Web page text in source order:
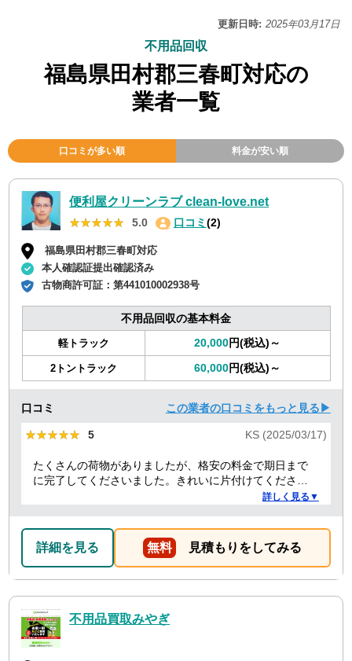
更新日時: 2025年03月17日
不用品回収
福島県田村郡三春町対応の
業者一覧
口コミが多い順 料金が安い順
便利屋クリーンラブ clean-love.net
★★★★★
★★★★★ 5.0 口コミ (2)
福島県田村郡三春町対応
本人確認証提出確認済み
古物商許可証：第441010002938号
不用品回収の基本料金
軽トラック 20,000円(税込)～
2トントラック 60,000円(税込)～
口コミ この業者の口コミをもっと見る▶
★★★★★
★★★★★ 5 KS (2025/03/17)
たくさんの荷物がありましたが、格安の料金で期日まで
に完了してくださいました。きれいに片付けてくださり
ありがとうございました。作業の進捗も報告してくださ
詳しく見る▼
詳細を見る 無料 見積もりをしてみる
不用品買取みやぎ